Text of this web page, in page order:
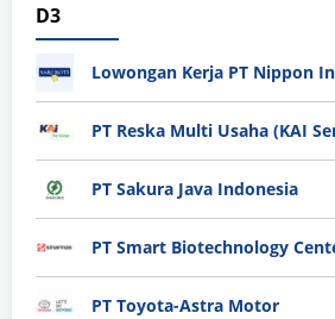
D3
PT Reska Multi Usaha (KAI
PT Sakura Java Indonesia
PT Smart Biotechnology
PT Toyota-Astra Motor